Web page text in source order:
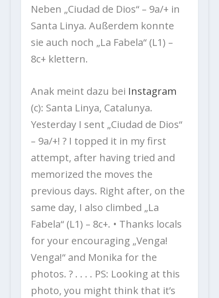
Neben „Ciudad de Dios“ – 9a/+ in
Santa Linya. Außerdem konnte
sie auch noch „La Fabela“ (L1) –
8c+ klettern.
Anak meint dazu bei Instagram
(c): Santa Linya, Catalunya.
Yesterday I sent „Ciudad de Dios“
– 9a/+! ? I topped it in my first
attempt, after having tried and
memorized the moves the
previous days. Right after, on the
same day, I also climbed „La
Fabela“ (L1) – 8c+. • Thanks locals
for your encouraging „Venga!
Venga!“ and Monika for the
photos. ? . . . . PS: Looking at this
photo, you might think that it’s